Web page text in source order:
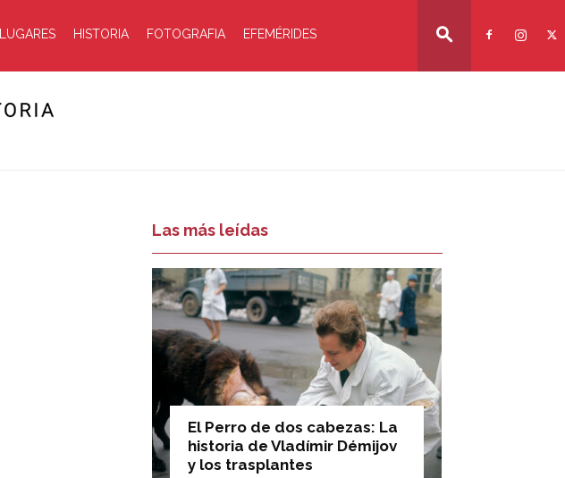
LUGARES HISTORIA FOTOGRAFIA EFEMÉRIDES
Las más leídas
El Perro de dos cabezas: La
historia de Vladímir Démijov
y los trasplantes